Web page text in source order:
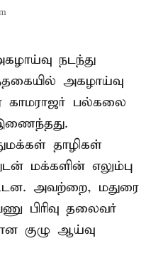
நடந்து
அகழாய்வு
காமராஜர் பல்கலை
தாழிகள்
மக்களின் எலும்பு
அவற்றை, மதுரை
பிரிவு தலைவர்
குழு ஆய்வு